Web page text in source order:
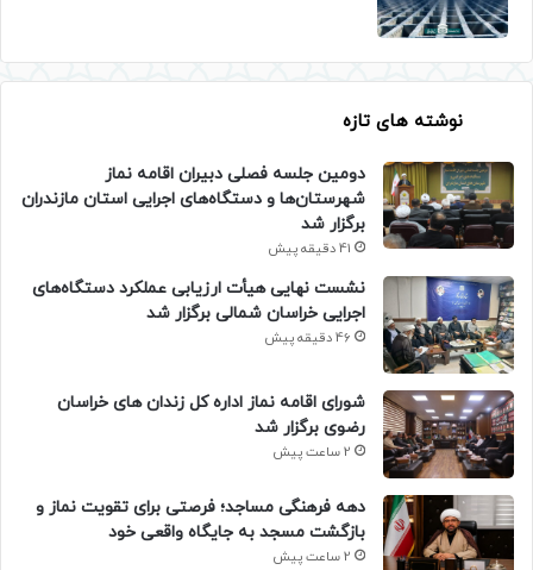
نوشته های تازه
دومین جلسه فصلی دبیران اقامه نماز
شهرستان‌ها و دستگاه‌های اجرایی استان مازندران
برگزار شد
41 دقیقه پیش
نشست نهایی هیأت ارزیابی عملکرد دستگاه‌های
اجرایی خراسان شمالی برگزار شد
46 دقیقه پیش
شورای اقامه نماز اداره کل زندان های خراسان
رضوی برگزار شد
2 ساعت پیش
دهه فرهنگی مساجد؛ فرصتی برای تقویت نماز و
بازگشت مسجد به جایگاه واقعی خود
2 ساعت پیش